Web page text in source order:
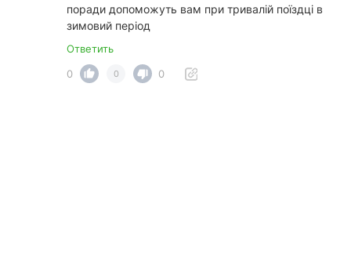
поради допоможуть вам при тривалій поїздці в
зимовий період
Ответить
0
0 0